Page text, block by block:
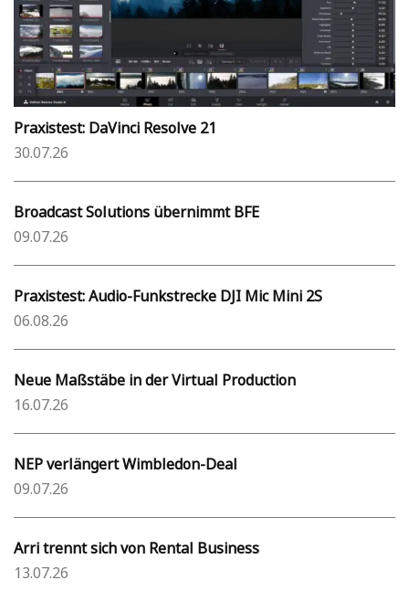
Praxistest: DaVinci Resolve 21
30.07.26
Broadcast Solutions übernimmt BFE
09.07.26
Praxistest: Audio-Funkstrecke DJI Mic Mini 2S
06.08.26
Neue Maßstäbe in der Virtual Production
16.07.26
NEP verlängert Wimbledon-Deal
09.07.26
Arri trennt sich von Rental Business
13.07.26